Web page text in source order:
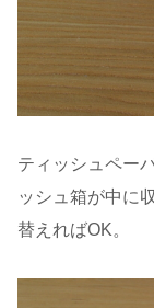
ティッシュペー
ッシュ箱が中に
替えればOK。